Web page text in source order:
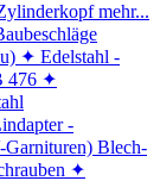
mehr...
✦ Edelstahl -
476 ✦
-
Blech-
✦